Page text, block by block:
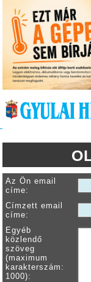
Az Ön email
címe:
Címzett email
címe:
Egyéb
közlendő
szöveg
(maximum
karakterszám:
1000):